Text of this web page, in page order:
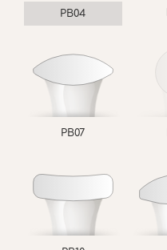
PB04
PB07